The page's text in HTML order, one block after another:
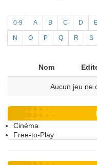
0-9 A B C D
N O P Q R S
Nom
Aucun jeu ne
Cinéma
Free-to-Play